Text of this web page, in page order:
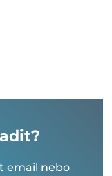
email nebo